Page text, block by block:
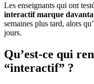
Les enseignants qui ont
interactif marque
semaines plus tard, alors
jours.
Qu’est-ce qui
“interactif” ?